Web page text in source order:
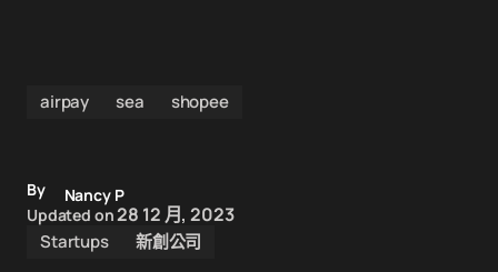
airpay sea shopee
By
Nancy P
Updated on28 12 月, 2023
Startups 新創公司